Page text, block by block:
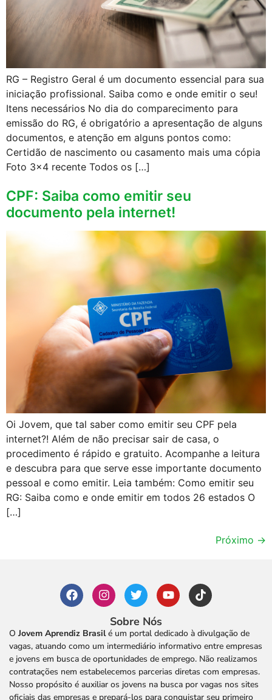
RG – Registro Geral é um documento essencial para sua
iniciação profissional. Saiba como e onde emitir o seu!
Itens necessários No dia do comparecimento para
emissão do RG, é obrigatório a apresentação de alguns
documentos, e atenção em alguns pontos como:
Certidão de nascimento ou casamento mais uma cópia
Foto 3×4 recente Todos os […]
CPF: Saiba como emitir seu
documento pela internet!
Oi Jovem, que tal saber como emitir seu CPF pela
internet?! Além de não precisar sair de casa, o
procedimento é rápido e gratuito. Acompanhe a leitura
e descubra para que serve esse importante documento
pessoal e como emitir. Leia também: Como emitir seu
RG: Saiba como e onde emitir em todos 26 estados O
[…]
Próximo →
Sobre Nós
O Jovem Aprendiz Brasilé um portal dedicado à divulgação de
vagas, atuando como um intermediário informativo entre empresas
e jovens em busca de oportunidades de emprego. Não realizamos
contratações nem estabelecemos parcerias diretas com empresas.
Nosso propósito é auxiliar os jovens na busca por vagas nos sites
oficiais das empresas e prepará-los para conquistar seu primeiro